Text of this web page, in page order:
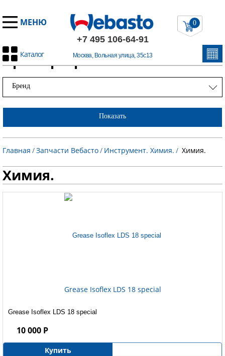
МЕНЮ
+7 495 106-64-91
Москва, Вольная улица, 35с13
Каталог
0
Примеры работ
Бренд
Показать
Главная /Запчасти Вебасто/ Инструмент. Химия. / Химия.
Химия.
Grease Isoflex LDS 18 special
Grease Isoflex LDS 18 special
10 000 Р
Купить